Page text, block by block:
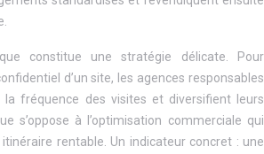
constitue une stratégie délicate. Pour
d’un site, les agences responsables
la fréquence des visites et diversifient leurs
s’oppose à l’optimisation commerciale qui
rentable. Un indicateur concret : une